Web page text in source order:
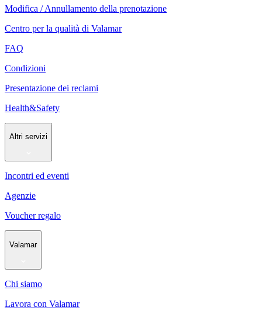
Modifica / Annullamento della prenotazione
Centro per la qualità di Valamar
FAQ
Condizioni
Presentazione dei reclami
Health&Safety
Altri servizi
Incontri ed eventi
Agenzie
Voucher regalo
Valamar
Chi siamo
Lavora con Valamar